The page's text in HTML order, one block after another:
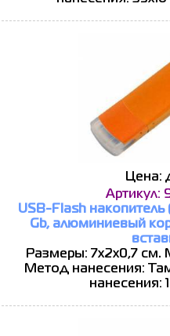
Цена:
Артикул:
USB-Flash
Gb, алюминиевый
Размеры: 7х2х0,7 см.
Метод нанесения:
нанесения: